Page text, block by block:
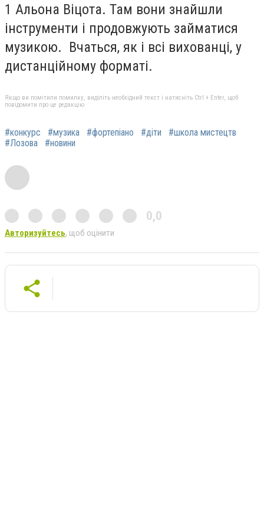
1 Альона Віцота. Там вони знайшли
інструменти і продовжують займатися
музикою. Вчаться, як і всі вихованці, у
дистанційному форматі.
Якщо ви помітили помилку, виділіть необхідний текст і натисніть Ctrl + Enter, щоб
повідомити про це редакцію
#конкурс #музика #фортепіано #діти
#школа мистецтв
#Лозова
#новини
0,0
Авторизуйтесь, щоб оцінити